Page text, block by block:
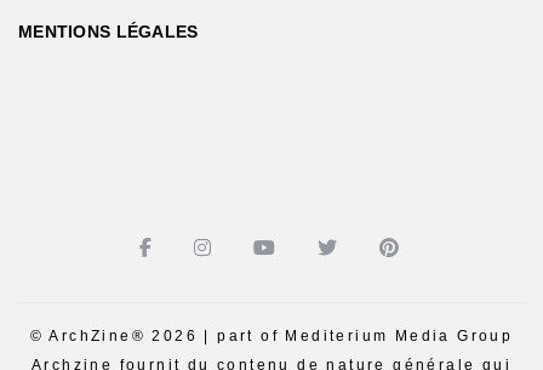
MENTIONS LÉGALES
© ArchZine® 2026 | part of Mediterium Media Group
Archzine fournit du contenu de nature générale qui